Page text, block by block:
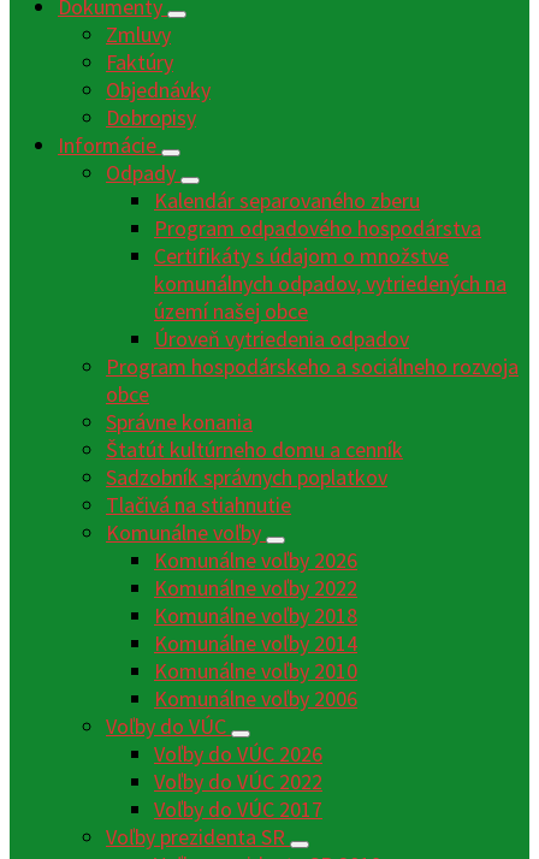
Dokumenty
Zmluvy
Faktúry
Objednávky
Dobropisy
Informácie
Odpady
Kalendár separovaného zberu
Program odpadového hospodárstva
Certifikáty s údajom o množstve
komunálnych odpadov, vytriedených na
území našej obce
Úroveň vytriedenia odpadov
Program hospodárskeho a sociálneho rozvoja
obce
Správne konania
Štatút kultúrneho domu a cenník
Sadzobník správnych poplatkov
Tlačivá na stiahnutie
Komunálne voľby
Komunálne voľby 2026
Komunálne voľby 2022
Komunálne voľby 2018
Komunálne voľby 2014
Komunálne voľby 2010
Komunálne voľby 2006
Voľby do VÚC
Voľby do VÚC 2026
Voľby do VÚC 2022
Voľby do VÚC 2017
Voľby prezidenta SR